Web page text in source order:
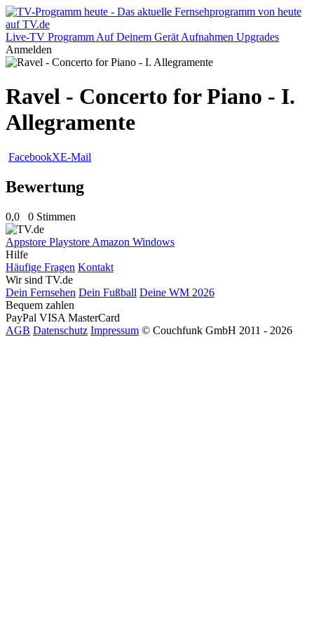
Live-TV Programm Auf Deinem Gerät Aufnahmen Upgrades
Anmelden
Ravel - Concerto for Piano - I.
Allegramente
FacebookXE-Mail
Bewertung
0,0 0 Stimmen
Appstore Playstore Amazon Windows
Hilfe
Häufige Fragen Kontakt
Wir sind TV.de
Dein Fernsehen Dein Fußball Deine WM 2026
Bequem zahlen
PayPal VISA MasterCard
AGB Datenschutz Impressum © Couchfunk GmbH 2011 - 2026